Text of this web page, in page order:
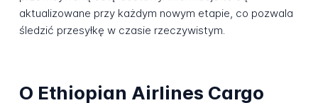
aktualizowane przy każdym nowym etapie, co pozwala
śledzić przesyłkę w czasie rzeczywistym.
O Ethiopian Airlines Cargo